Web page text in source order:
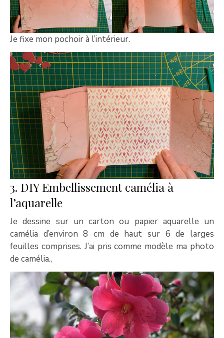
Je fixe mon pochoir à l’intérieur.
3. DIY Embellissement camélia à
l’aquarelle
Je dessine sur un carton ou papier aquarelle un
camélia d’environ 8 cm de haut sur 6 de larges
feuilles comprises. J’ai pris comme modèle ma photo
de camélia.,